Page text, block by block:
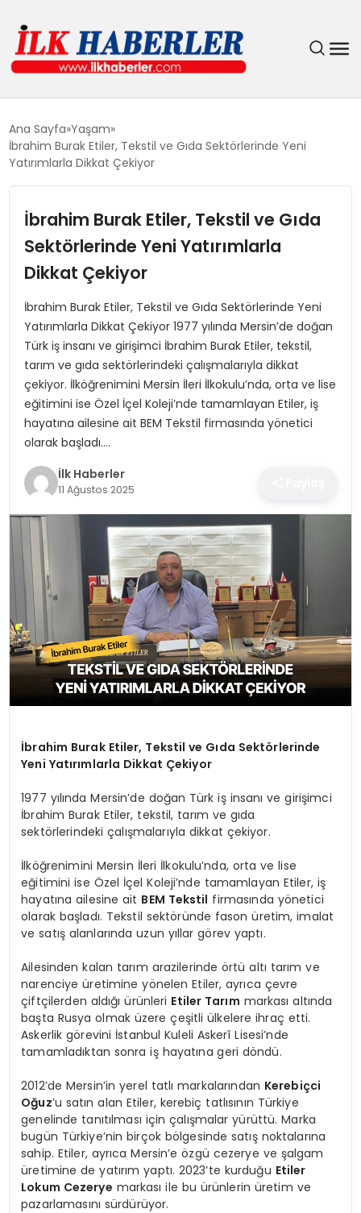
EĞITIM
GÜNDEM
SIYASET
SPOR
TEKNOLOJI
Ana Sayfa Yaşam
İbrahim Burak Etiler, Tekstil ve Gıda Sektörlerinde Yeni
Yatırımlarla Dikkat Çekiyor
İbrahim Burak Etiler, Tekstil ve Gıda
Sektörlerinde Yeni Yatırımlarla
Dikkat Çekiyor
İbrahim Burak Etiler, Tekstil ve Gıda Sektörlerinde Yeni
Yatırımlarla Dikkat Çekiyor 1977 yılında Mersin’de doğan
Türk iş insanı ve girişimci İbrahim Burak Etiler, tekstil,
tarım ve gıda sektörlerindeki çalışmalarıyla dikkat
çekiyor. İlköğrenimini Mersin İleri İlkokulu’nda, orta ve lise
eğitimini ise Özel İçel Koleji’nde tamamlayan Etiler, iş
hayatına ailesine ait BEM Tekstil firmasında yönetici
olarak başladı….
İlk Haberler
11 Ağustos 2025
İbrahim Burak Etiler, Tekstil ve Gıda Sektörlerinde
Yeni Yatırımlarla Dikkat Çekiyor
1977 yılında Mersin’de doğan Türk iş insanı ve girişimci
İbrahim Burak Etiler, tekstil, tarım ve gıda
sektörlerindeki çalışmalarıyla dikkat çekiyor.
İlköğrenimini Mersin İleri İlkokulu’nda, orta ve lise
eğitimini ise Özel İçel Koleji’nde tamamlayan Etiler, iş
hayatına ailesine ait BEM Tekstil firmasında yönetici
olarak başladı. Tekstil sektöründe fason üretim, imalat
ve satış alanlarında uzun yıllar görev yaptı.
Ailesinden kalan tarım arazilerinde örtü altı tarım ve
narenciye üretimine yönelen Etiler, ayrıca çevre
çiftçilerden aldığı ürünleri Etiler Tarım markası altında
başta Rusya olmak üzere çeşitli ülkelere ihraç etti.
Askerlik görevini İstanbul Kuleli Askerî Lisesi’nde
tamamladıktan sonra iş hayatına geri döndü.
2012’de Mersin’in yerel tatlı markalarından Kerebiçci
Oğuz’u satın alan Etiler, kerebiç tatlısının Türkiye
genelinde tanıtılması için çalışmalar yürüttü. Marka
bugün Türkiye’nin birçok bölgesinde satış noktalarına
sahip. Etiler, ayrıca Mersin’e özgü cezerye ve şalgam
üretimine de yatırım yaptı. 2023’te kurduğu Etiler
Lokum Cezerye markası ile bu ürünlerin üretim ve
pazarlamasını sürdürüyor.